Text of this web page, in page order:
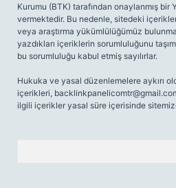
Kurumu (BTK) tarafından onaylanmış bir
vermektedir. Bu nedenle, sitedeki
veya araştırma yükümlülüğümüz
yazdıkları içeriklerin sorumluluğunu
bu sorumluluğu kabul etmiş sayılırlar.
Hukuka ve yasal düzenlemelere aykırı
içerikleri,
ilgili içerikler yasal süre içerisinde